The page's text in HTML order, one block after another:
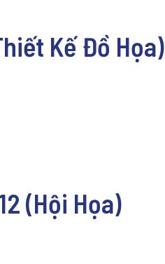
Kế Đồ Họa)
(Hội Họa)